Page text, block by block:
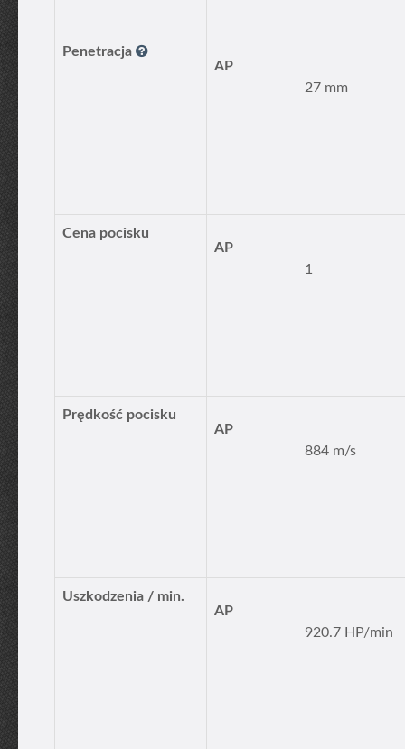
Penetracja
AP
27 mm
Cena pocisku
AP
1
Prędkość pocisku
AP
884 m/s
Uszkodzenia / min.
AP
920.7 HP/min